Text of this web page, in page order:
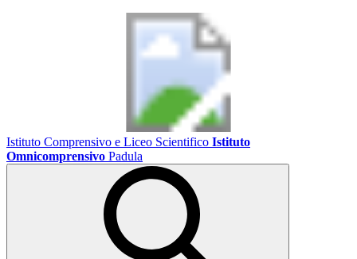
Istituto Comprensivo e Liceo Scientifico Istituto
Omnicomprensivo Padula